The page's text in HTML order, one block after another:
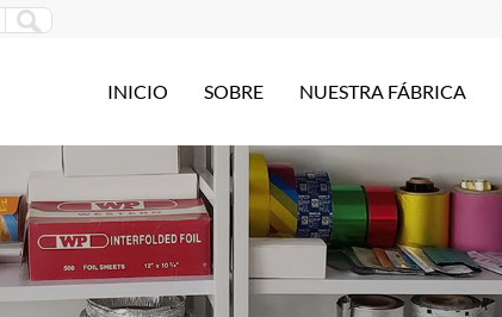
INICIO SOBRE NUESTRA FÁBRICA